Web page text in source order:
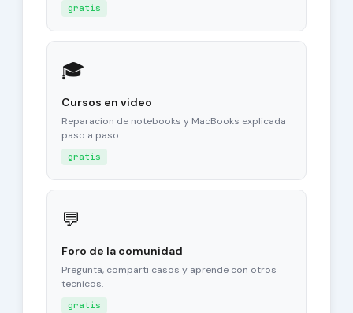
gratis
🎓
Cursos en video
Reparacion de notebooks y MacBooks explicada
paso a paso.
gratis
💬
Foro de la comunidad
Pregunta, comparti casos y aprende con otros
tecnicos.
gratis